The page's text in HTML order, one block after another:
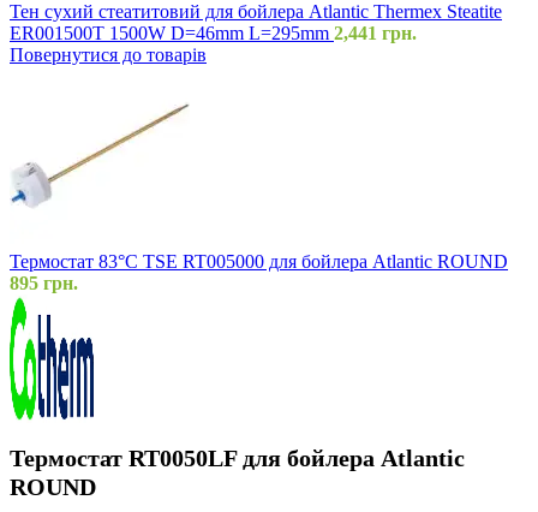
Тен сухий стеатитовий для бойлера Atlantic Thermex Steatite
ER001500T 1500W D=46mm L=295mm 2,441 грн.
Повернутися до товарів
Термостат 83°C TSE RT005000 для бойлера Atlantic ROUND
895 грн.
Термостат RT0050LF для бойлера Atlantic
ROUND